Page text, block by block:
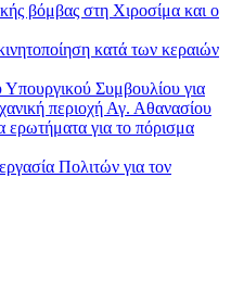
βόμβας στη Χιροσίμα και ο
κατά των κεραιών
Συμβουλίου για
περιοχή Αγ. Αθανασίου
ερωτήματα για το πόρισμα
Πολιτών για τον